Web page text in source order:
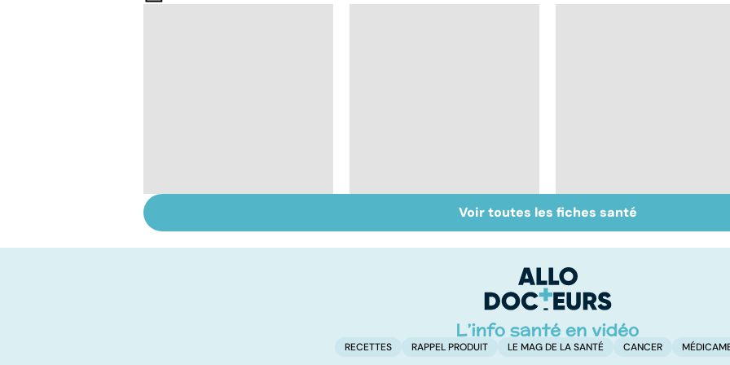
infections
Inflammation des
amygdales : que faire
Suicide : prévenir le
passage à l'acte
Voir toutes les fiches santé
RECETTES RAPPEL PRODUIT LE MAG DE LA SANTÉ CANCER